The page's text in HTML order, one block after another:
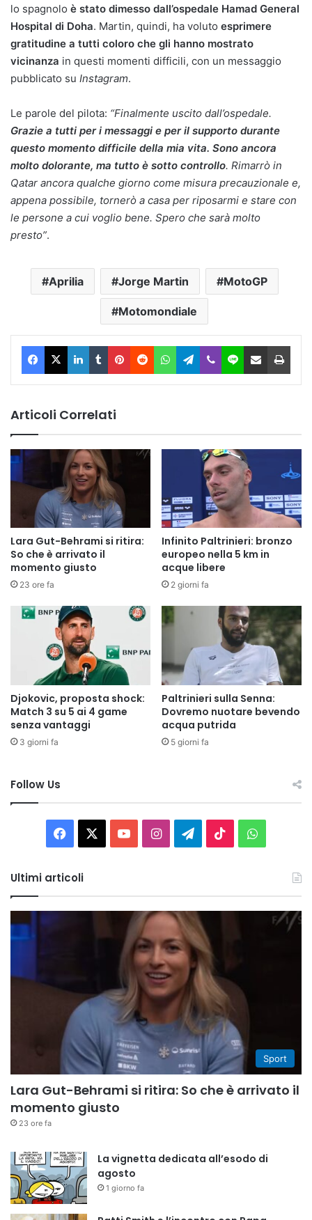
lo spagnolo è stato dimesso dall’ospedale Hamad General
Hospital di Doha. Martin, quindi, ha voluto esprimere
gratitudine a tutti coloro che gli hanno mostrato
vicinanza in questi momenti difficili, con un messaggio
pubblicato su Instagram.
Le parole del pilota: “Finalmente uscito dall’ospedale.
Grazie a tutti per i messaggi e per il supporto durante
questo momento difficile della mia vita. Sono ancora
molto dolorante, ma tutto è sotto controllo. Rimarrò in
Qatar ancora qualche giorno come misura precauzionale e,
appena possibile, tornerò a casa per riposarmi e stare con
le persone a cui voglio bene. Spero che sarà molto
presto”.
Aprilia Jorge Martin MotoGP
Motomondiale
Facebook
X LinkedIn
TumblrPinterest
RedditWhatsAppTelegram
ViberLine Condividi via Email
Articoli Correlati
Lara Gut-Behrami si ritira:
So che è arrivato il
momento giusto
23 ore fa
Infinito Paltrinieri: bronzo
europeo nella 5 km in
acque libere
2 giorni fa
Djokovic, proposta shock:
Match 3 su 5 ai 4 game
senza vantaggi
3 giorni fa
Paltrinieri sulla Senna:
Dovremo nuotare bevendo
acqua putrida
5 giorni fa
Follow Us
Facebook You InstagramTelegram
TikTok
Ultimi articoli
Sport
Lara Gut-Behrami si ritira: So che è arrivato il
momento giusto
23 ore fa
La vignetta dedicata all’esodo di
agosto
1 giorno fa